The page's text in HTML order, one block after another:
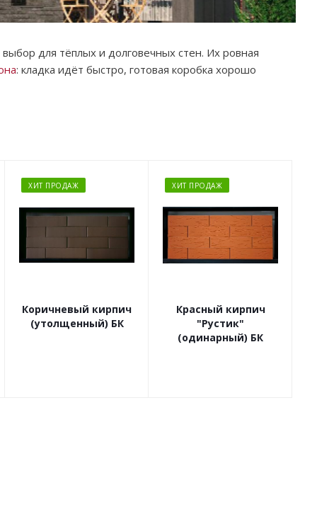
для тёплых и долговечных стен. Их ровная
: кладка идёт быстро, готовая коробка хорошо
ХИТ ПРОДАЖ
Коричневый кирпич
(утолщенный) БК
ХИТ ПРОДАЖ
Красный кирпич
"Рустик"
(одинарный) БК